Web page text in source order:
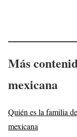
Más
mexicana
Quién es la familia
mexicana